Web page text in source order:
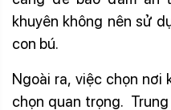
khuyên không nên sử
con bú.
Ngoài ra, việc chọn nơi
chọn quan trọng.